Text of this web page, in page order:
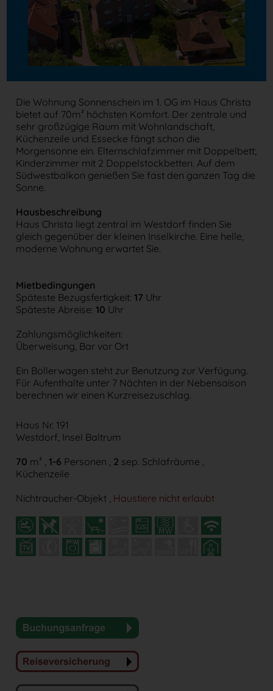
Die Wohnung Sonnenschein im 1. OG im Haus Christa
bietet auf 70m² höchsten Komfort. Der zentrale und
sehr großzügige Raum mit Wohnlandschaft,
Küchenzeile und Essecke fängt schon die
Morgensonne ein. Elternschlafzimmer mit Doppelbett;
Kinderzimmer mit 2 Doppelstockbetten. Auf dem
Südwestbalkon genießen Sie fast den ganzen Tag die
Sonne.
Hausbeschreibung
Haus Christa liegt zentral im Westdorf finden Sie
gleich gegenüber der kleinen Inselkirche. Eine helle,
moderne Wohnung erwartet Sie.
Mietbedingungen
Späteste Bezugsfertigkeit: 17 Uhr
Späteste Abreise: 10 Uhr
Zahlungsmöglichkeiten:
Überweisung, Bar vor Ort
Ein Bollerwagen steht zur Benutzung zur Verfügung.
Für Aufenthalte unter 7 Nächten in der Nebensaison
berechnen wir einen Kurzreisezuschlag.
Haus Nr. 191
Westdorf, Insel Baltrum
70 m² 1-6 Personen 2 sep. Schlafräume ,
Küchenzeile
Nichtraucher-Objekt , Haustiere nicht erlaubt